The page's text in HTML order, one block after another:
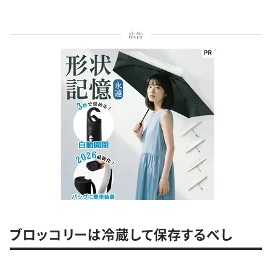
広告
ブロッコリーは冷蔵して保存するべし